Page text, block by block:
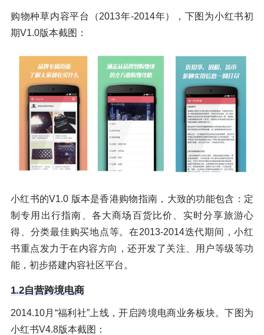
购物种草内容平台（2013年-2014年），下图为小红书初
期V1.0版本截图：
小红书的V1.0 版本是香港购物指南，大致的功能包含：定
制专用出行指南、各大商场百货比价、实时分享旅游心
得、分类最佳购买地点等。在2013-2014迭代期间，小红
书重点发力于在内容方向，还开发了关注、用户等级等功
能，初步搭建内容社区平台。
1.2自营跨境电商
2014.10月“福利社”上线，开启跨境电商业务板块。下图为
小红书V4.8版本截图：